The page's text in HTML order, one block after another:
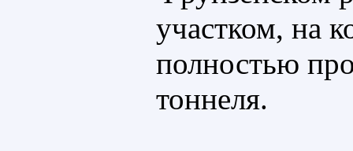
участком, на
полностью
тоннеля.